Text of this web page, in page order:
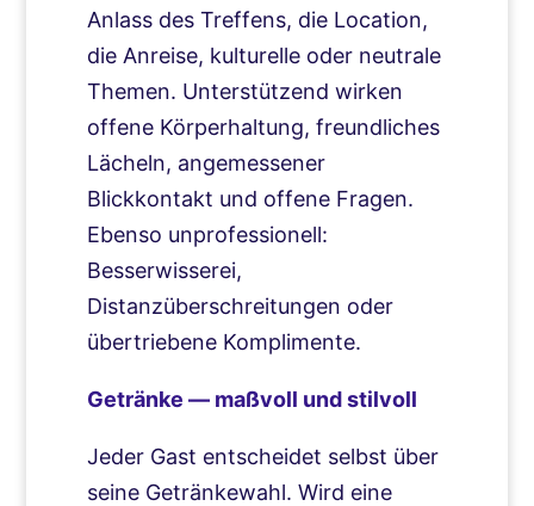
Anlass des Treffens, die Location,
die Anreise, kulturelle oder neutrale
Themen. Unterstützend wirken
offene Körperhaltung, freundliches
Lächeln, angemessener
Blickkontakt und offene Fragen.
Ebenso unprofessionell:
Besserwisserei,
Distanzüberschreitungen oder
übertriebene Komplimente.
Getränke — maßvoll und stilvoll
Jeder Gast entscheidet selbst über
seine Getränkewahl. Wird eine